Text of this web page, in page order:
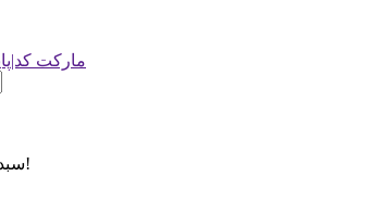
سبد خرید شما خالی است!